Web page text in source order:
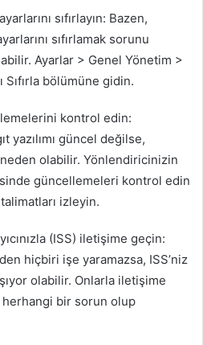
sıfırlayın: Bazen,
sıfırlamak sorunu
Ayarlar > Genel Yönetim >
Sıfırla bölümüne gidin.
kontrol edin:
yazılımı güncel değilse,
neden olabilir. Yönlendiricinizin
güncellemeleri kontrol edin
izleyin.
(ISS) iletişime geçin:
hiçbiri işe yaramazsa, ISS’niz
olabilir. Onlarla iletişime
bir sorun olup